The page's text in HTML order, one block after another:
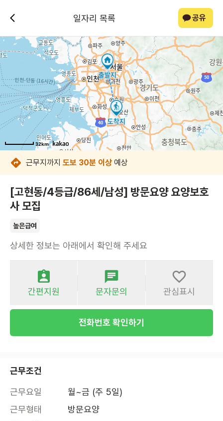
일자리 목록 공유
32km
32km
32km
32km
32km
32km
32km
32km
근무지까지 도보 30분 이상 예상
[고현동/4등급/86세/남성] 방문요양 요양보호
사 모집
높은급여
상세한 정보는 아래에서 확인해 주세요
간편지원 문자문의 관심표시
전화번호 확인하기
근무조건
근무요일
월~금 (주 5일)
근무형태
방문요양